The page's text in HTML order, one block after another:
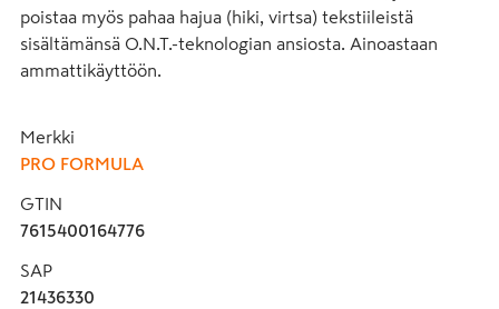
poistaa myös pahaa hajua (hiki, virtsa) tekstiileistä
sisältämänsä O.N.T.-teknologian ansiosta. Ainoastaan
ammattikäyttöön.
Merkki
PRO FORMULA
GTIN
7615400164776
SAP
21436330